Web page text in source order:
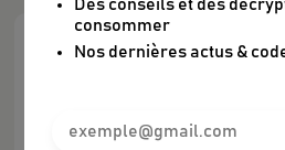
Des conseils et des
consommer
Nos dernières actus &